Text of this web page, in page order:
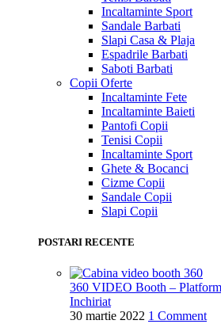
Incaltaminte Sport
Sandale Barbati
Slapi Casa & Plaja
Espadrile Barbati
Saboti Barbati
Copii Oferte
Incaltaminte Fete
Incaltaminte Baieti
Pantofi Copii
Tenisi Copii
Incaltaminte Sport
Ghete & Bocanci
Cizme Copii
Sandale Copii
Slapi Copii
POSTARI RECENTE
360 VIDEO Booth –
Inchiriat
30 martie 2022 1 Comment